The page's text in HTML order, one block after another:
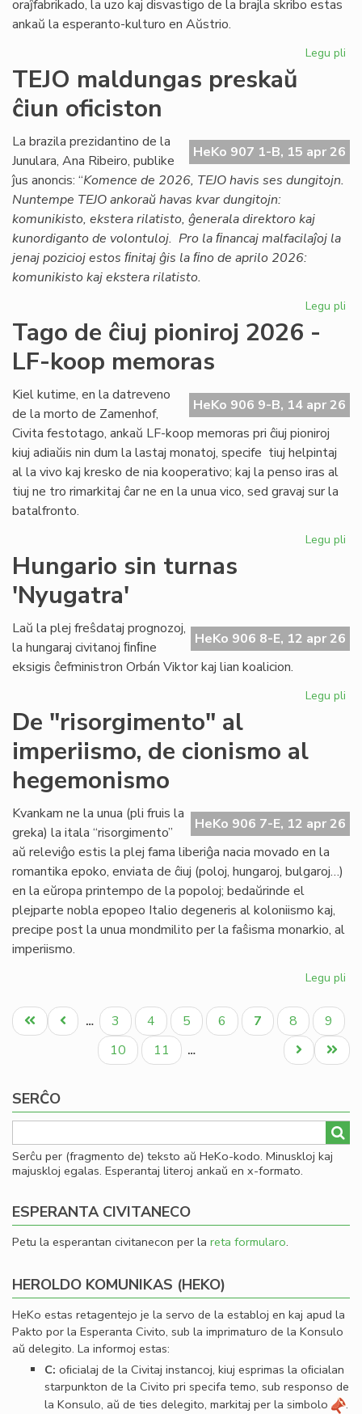
oraĵfabrikado, la uzo kaj disvastigo de la brajla skribo estas
ankaŭ la esperanto-kulturo en Aŭstrio.
Legu pli
TEJO maldungas preskaŭ
ĉiun oficiston
HeKo 907 1-B, 15 apr 26
La brazila prezidantino de la
Junulara, Ana Ribeiro, publike
ĵus anoncis: “Komence de 2026, TEJO havis ses dungitojn.
Nuntempe TEJO ankoraŭ havas kvar dungitojn:
komunikisto, ekstera rilatisto, ĝenerala direktoro kaj
kunordiganto de volontuloj. Pro la ﬁnancaj malfacilaĵoj la
jenaj pozicioj estos ﬁnitaj ĝis la ﬁno de aprilo 2026:
komunikisto kaj ekstera rilatisto.
Legu pli
Tago de ĉiuj pioniroj 2026 -
LF-koop memoras
HeKo 906 9-B, 14 apr 26
Kiel kutime, en la datreveno
de la morto de Zamenhof,
Civita festotago, ankaŭ LF-koop memoras pri ĉiuj pioniroj
kiuj adiaŭis nin dum la lastaj monatoj, specife tiuj helpintaj
al la vivo kaj kresko de nia kooperativo; kaj la penso iras al
tiuj ne tro rimarkitaj ĉar ne en la unua vico, sed gravaj sur la
batalfronto.
Legu pli
Hungario sin turnas
'Nyugatra'
HeKo 906 8-E, 12 apr 26
Laŭ la plej freŝdataj prognozoj,
la hungaraj civitanoj ﬁnﬁne
eksigis ĉefministron Orbán Viktor kaj lian koalicion.
Legu pli
De "risorgimento" al
imperiismo, de cionismo al
hegemonismo
HeKo 906 7-E, 12 apr 26
Kvankam ne la unua (pli fruis la
greka) la itala “risorgimento”
aŭ releviĝo estis la plej fama liberiĝa nacia movado en la
romantika epoko, enviata de ĉiuj (poloj, hungaroj, bulgaroj…)
en la eŭropa printempo de la popoloj; bedaŭrinde el
plejparte nobla epopeo Italio degeneris al koloniismo kaj,
precipe post la unua mondmilito per la faŝisma monarkio, al
imperiismo.
Legu pli
de
Pagination
Unua
paĝo
Antaŭa
paĝo
… Paĝo
3 Paĝo
4 Paĝo
5 Paĝo
6
Aktuala
paĝo
7 Paĝo
8 Paĝo
9
Paĝo
10 Paĝo
11 …
Last
page
Next
page
SERĈO
Serĉu per (fragmento de) teksto aŭ HeKo-kodo. Minuskloj kaj
majuskloj egalas. Esperantaj literoj ankaŭ en x-formato.
ESPERANTA CIVITANECO
Petu la esperantan civitanecon per la reta formularo.
HEROLDO KOMUNIKAS (HEKO)
HeKo estas retagentejo je la servo de la establoj en kaj apud la
Pakto por la Esperanta Civito, sub la imprimaturo de la Konsulo
aŭ delegito. La informoj estas:
C: oﬁcialaj de la Civitaj instancoj, kiuj esprimas la oﬁcialan
starpunkton de la Civito pri specifa temo, sub responso de
la Konsulo, aŭ de ties delegito, markitaj per la simbolo
.